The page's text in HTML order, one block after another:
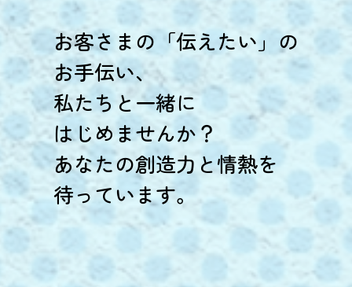
お客さまの「伝えたい」の
お手伝い、
私たちと一緒に
はじめませんか？
あなたの創造力と情熱を
待っています。